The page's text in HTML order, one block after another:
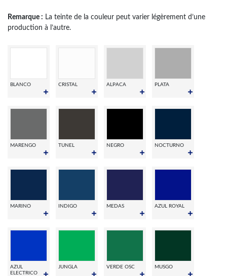
Remarque : La teinte de la couleur peut varier légèrement d’une
production à l’autre.
BLANCO CRISTAL ALPACA PLATA
MARENGO TUNEL NEGRO NOCTURNO
MARINO INDIGO MEDAS AZUL ROYAL
AZUL
ELECTRICO
JUNGLA VERDE OSC MUSGO